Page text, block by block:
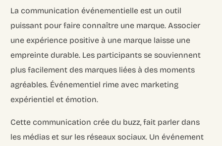
La communication événementielle est un outil
puissant pour faire connaître une marque. Associer
une expérience positive à une marque laisse une
empreinte durable. Les participants se souviennent
plus facilement des marques liées à des moments
agréables. Événementiel rime avec marketing
expérientiel et émotion.
Cette communication crée du buzz, fait parler dans
les médias et sur les réseaux sociaux. Un événement